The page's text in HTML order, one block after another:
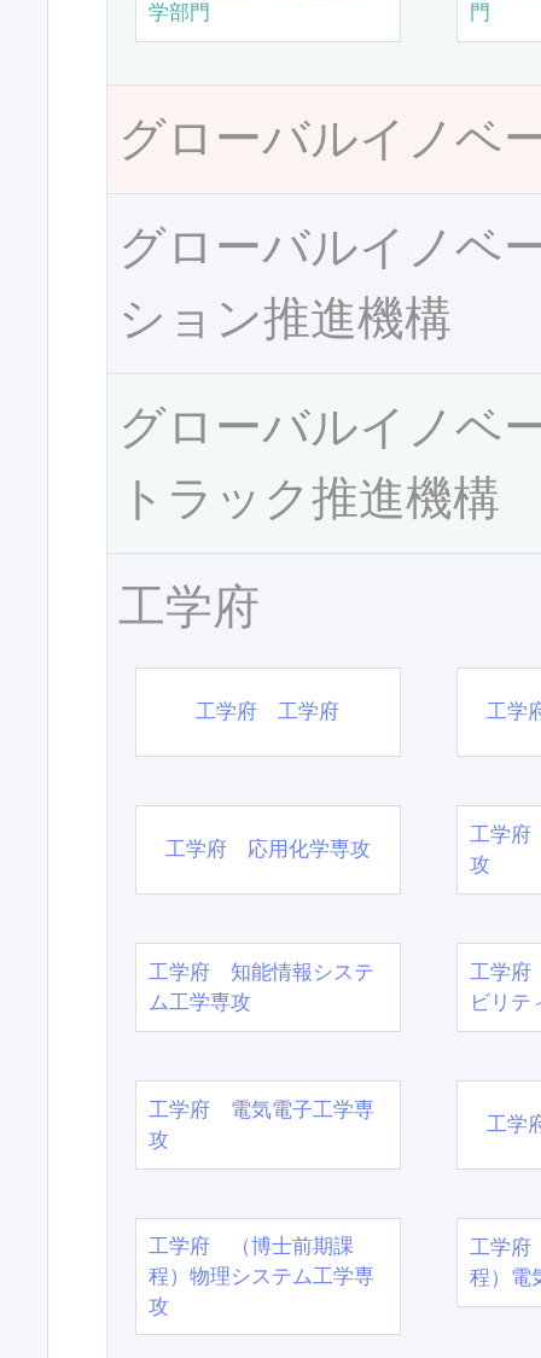
学部門
門
グローバルイノベ
グローバルイノベ
ション推進機構
グローバルイノベ
トラック推進機構
工学府
工学府 工学府 工学
工学府 応用化学専攻
工学府
攻
工学府 知能情報システ
ム工学専攻
工学府
ビリテ
工学府 電気電子工学専
攻
工学
工学府 （博士前期課
程）物理システム工学専
攻
工学
程）電